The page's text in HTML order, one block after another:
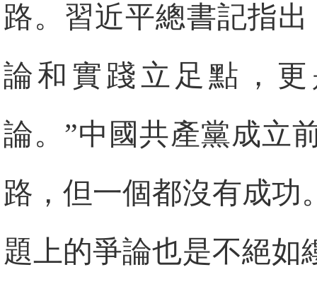
路。習近平總書記指
論和實踐立足點，
論。”中國共產黨成立
路，但一個都沒有成功
題上的爭論也是不絕如